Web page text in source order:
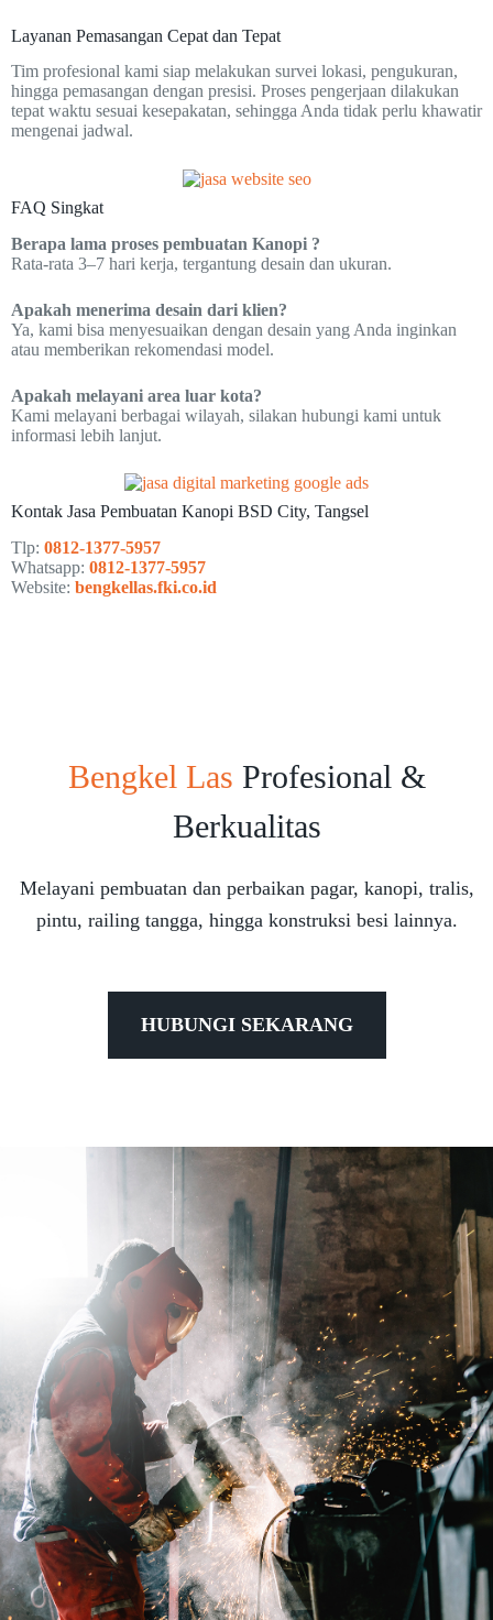
Layanan Pemasangan Cepat dan Tepat
Tim profesional kami siap melakukan survei lokasi, pengukuran,
hingga pemasangan dengan presisi. Proses pengerjaan dilakukan
tepat waktu sesuai kesepakatan, sehingga Anda tidak perlu khawatir
mengenai jadwal.
FAQ Singkat
Berapa lama proses pembuatan Kanopi ?
Rata-rata 3–7 hari kerja, tergantung desain dan ukuran.
Apakah menerima desain dari klien?
Ya, kami bisa menyesuaikan dengan desain yang Anda inginkan
atau memberikan rekomendasi model.
Apakah melayani area luar kota?
Kami melayani berbagai wilayah, silakan hubungi kami untuk
informasi lebih lanjut.
Kontak Jasa Pembuatan Kanopi BSD City, Tangsel
Tlp: 0812-1377-5957
Whatsapp: 0812-1377-5957
Website: bengkellas.fki.co.id
Bengkel Las Profesional &
Berkualitas
Melayani pembuatan dan perbaikan pagar, kanopi, tralis,
pintu, railing tangga, hingga konstruksi besi lainnya.
HUBUNGI SEKARANG